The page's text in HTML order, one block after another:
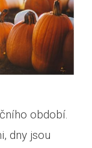
období.
dny jsou